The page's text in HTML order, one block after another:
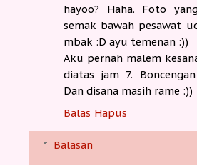
hayoo? Haha. Foto
semak bawah pesawat
mbak :D ayu temenan :))
Aku pernah malem
diatas jam 7.
Dan disana masih rame :))
Balas Hapus
Balasan